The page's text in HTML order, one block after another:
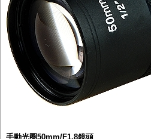
手動光圈50mm/F1.8鏡頭